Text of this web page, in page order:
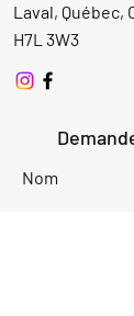
Laval, Québec,
H7L 3W3
Nom